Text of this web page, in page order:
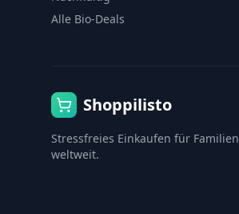
Alle Bio-Deals
Shoppilisto
Stressfreies Einkaufen für Familien
weltweit.